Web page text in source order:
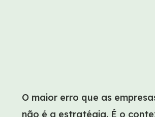
O maior erro que as
não é a estratégia. É o